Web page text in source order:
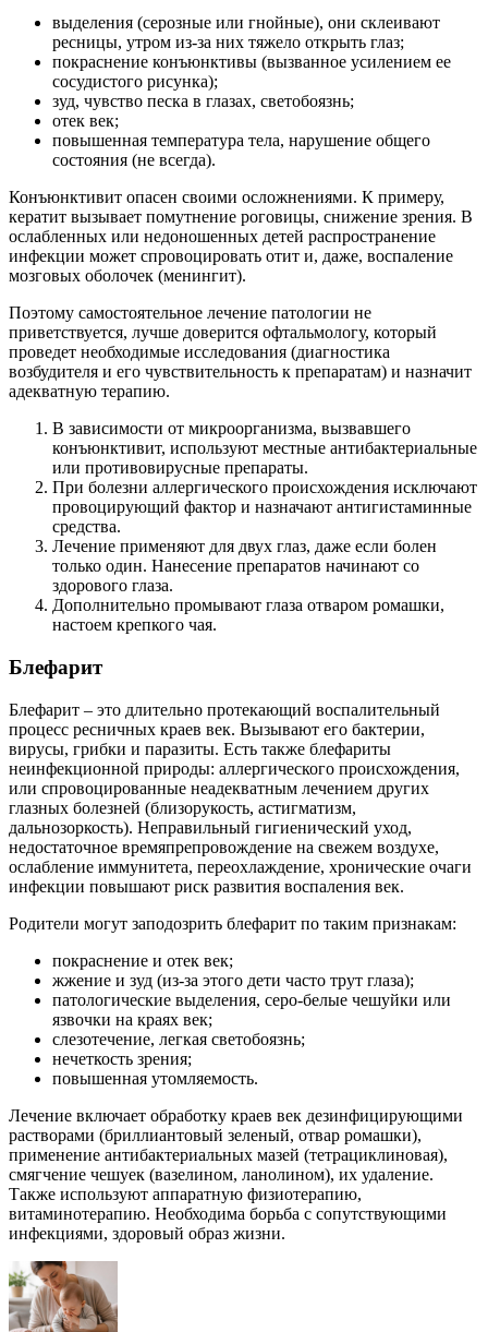
выделения (серозные или гнойные), они склеивают
ресницы, утром из-за них тяжело открыть глаз;
покраснение конъюнктивы (вызванное усилением ее
сосудистого рисунка);
зуд, чувство песка в глазах, светобоязнь;
отек век;
повышенная температура тела, нарушение общего
состояния (не всегда).
Конъюнктивит опасен своими осложнениями. К примеру,
кератит вызывает помутнение роговицы, снижение зрения. В
ослабленных или недоношенных детей распространение
инфекции может спровоцировать отит и, даже, воспаление
мозговых оболочек (менингит).
Поэтому самостоятельное лечение патологии не
приветствуется, лучше доверится офтальмологу, который
проведет необходимые исследования (диагностика
возбудителя и его чувствительность к препаратам) и назначит
адекватную терапию.
В зависимости от микроорганизма, вызвавшего
конъюнктивит, используют местные антибактериальные
или противовирусные препараты.
При болезни аллергического происхождения исключают
провоцирующий фактор и назначают антигистаминные
средства.
Лечение применяют для двух глаз, даже если болен
только один. Нанесение препаратов начинают со
здорового глаза.
Дополнительно промывают глаза отваром ромашки,
настоем крепкого чая.
Блефарит
Блефарит – это длительно протекающий воспалительный
процесс ресничных краев век. Вызывают его бактерии,
вирусы, грибки и паразиты. Есть также блефариты
неинфекционной природы: аллергического происхождения,
или спровоцированные неадекватным лечением других
глазных болезней (близорукость, астигматизм,
дальнозоркость). Неправильный гигиенический уход,
недостаточное времяпрепровождение на свежем воздухе,
ослабление иммунитета, переохлаждение, хронические очаги
инфекции повышают риск развития воспаления век.
Родители могут заподозрить блефарит по таким признакам:
покраснение и отек век;
жжение и зуд (из-за этого дети часто трут глаза);
патологические выделения, серо-белые чешуйки или
язвочки на краях век;
слезотечение, легкая светобоязнь;
нечеткость зрения;
повышенная утомляемость.
Лечение включает обработку краев век дезинфицирующими
растворами (бриллиантовый зеленый, отвар ромашки),
применение антибактериальных мазей (тетрациклиновая),
смягчение чешуек (вазелином, ланолином), их удаление.
Также используют аппаратную физиотерапию,
витаминотерапию. Необходима борьба с сопутствующими
инфекциями, здоровый образ жизни.